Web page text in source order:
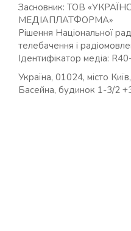
Засновник: ТОВ
МЕДІАПЛАТФОРМА»
Рішення Національної
телебачення і
Ідентифікатор медіа:
Україна, 01024, місто
Басейна, будинок 1-3/2